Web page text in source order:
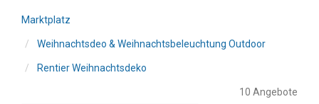
Marktplatz
Weihnachtsdeo & Weihnachtsbeleuchtung Outdoor
Rentier Weihnachtsdeko
10 Angebote